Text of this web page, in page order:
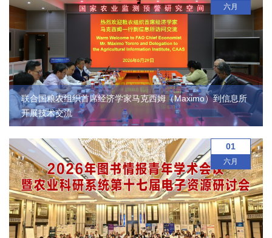
馆
科
技
刊
党
群
联合国粮农组织首席经济学家马克西姆（Maximo）到信息所
开展技术交流
六月
01
六月